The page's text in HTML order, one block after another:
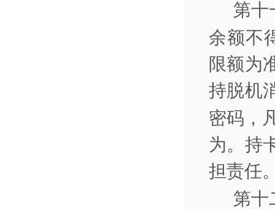
第十
余额不
限额为
持脱机
密码，
为。持
担责
第十